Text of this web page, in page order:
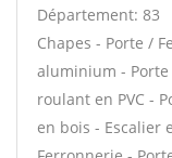
Département: 83
Chapes - Porte /
aluminium - Porte
roulant en PVC -
en bois - Escalier